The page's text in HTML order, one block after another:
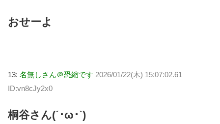
おせーよ
13: 名無しさん＠恐縮です 2026/01/22(木) 15:07:02.61
ID:vn8cJy2x0
桐谷さん(´･ω･`)